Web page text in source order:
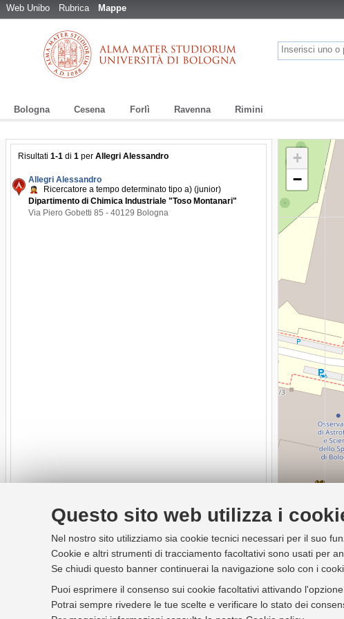
Questo sito web utilizza i
Nel nostro sito utilizziamo sia cookie tecnici necessari per il suo
Cookie e altri strumenti di tracciamento facoltativi sono usati per
Se chiudi questo banner continuerai la navigazione solo con i
Puoi esprimere il consenso sui cookie facoltativi attivando
Potrai sempre rivedere le tue scelte e verificare lo stato dei
Web Unibo Rubrica Mappe
Bologna Cesena Forlì Ravenna Rimini
Risultati 1-1 di 1 per Allegri Alessandro
Allegri Alessandro
Ricercatore a tempo determinato tipo a) (junior)
Dipartimento di Chimica Industriale "Toso Montanari"
Via Piero Gobetti 85 - 40129 Bologna
+
−